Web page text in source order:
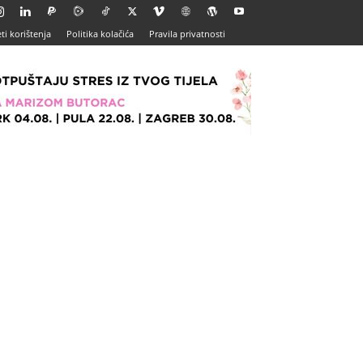
korištenja Politika kolačića Pravila privatnosti